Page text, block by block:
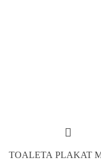
TOALETA PLAKAT